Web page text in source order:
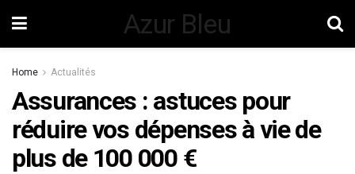
Azur Bleu
Home Actualités
Assurances : astuces pour
réduire vos dépenses à vie de
plus de 100 000 €